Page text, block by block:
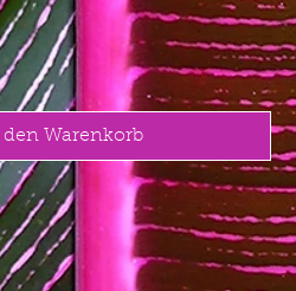
Warenkorb